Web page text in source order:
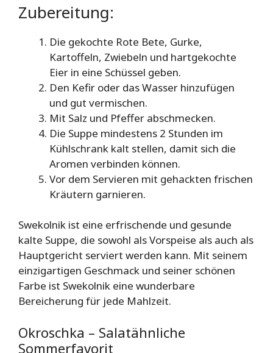
Zubereitung:
Die gekochte Rote Bete, Gurke,
Kartoffeln, Zwiebeln und hartgekochte
Eier in eine Schüssel geben.
Den Kefir oder das Wasser hinzufügen
und gut vermischen.
Mit Salz und Pfeffer abschmecken.
Die Suppe mindestens 2 Stunden im
Kühlschrank kalt stellen, damit sich die
Aromen verbinden können.
Vor dem Servieren mit gehackten frischen
Kräutern garnieren.
Swekolnik ist eine erfrischende und gesunde
kalte Suppe, die sowohl als Vorspeise als auch als
Hauptgericht serviert werden kann. Mit seinem
einzigartigen Geschmack und seiner schönen
Farbe ist Swekolnik eine wunderbare
Bereicherung für jede Mahlzeit.
Okroschka – Salatähnliche
Sommerfavorit